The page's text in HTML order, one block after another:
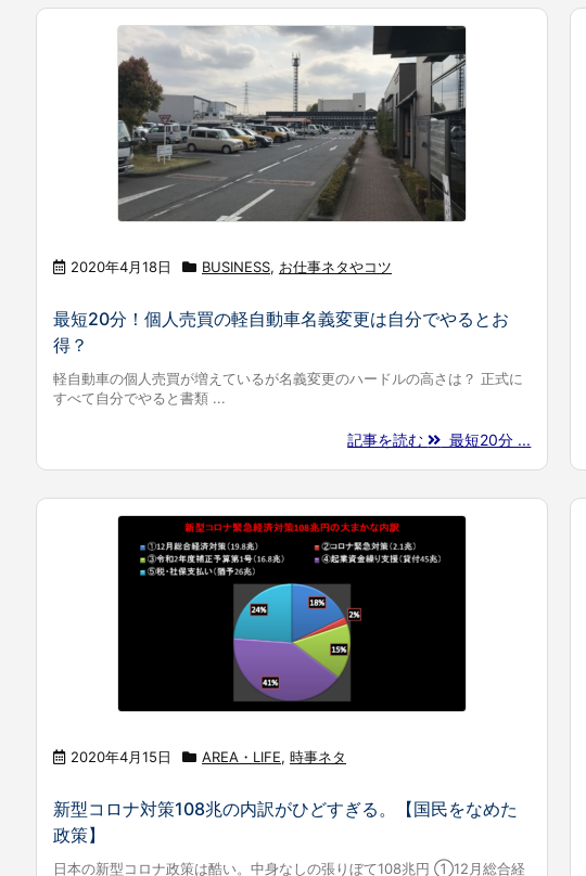
2020年4月18日 BUSINESS, お仕事ネタやコツ
最短20分！個人売買の軽自動車名義変更は自分でやるとお
得？
軽自動車の個人売買が増えているが名義変更のハードルの高さは？ 正式に
すべて自分でやると書類 ...
記事を読む 最短20分 ...
2020年4月15日 AREA・LIFE, 時事ネタ
新型コロナ対策108兆の内訳がひどすぎる。【国民をなめた
政策】
日本の新型コロナ政策は酷い。中身なしの張りぼて108兆円 ①12月総合経